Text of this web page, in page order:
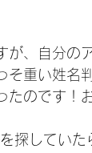
、自分の
重い姓名
たのです
探してい